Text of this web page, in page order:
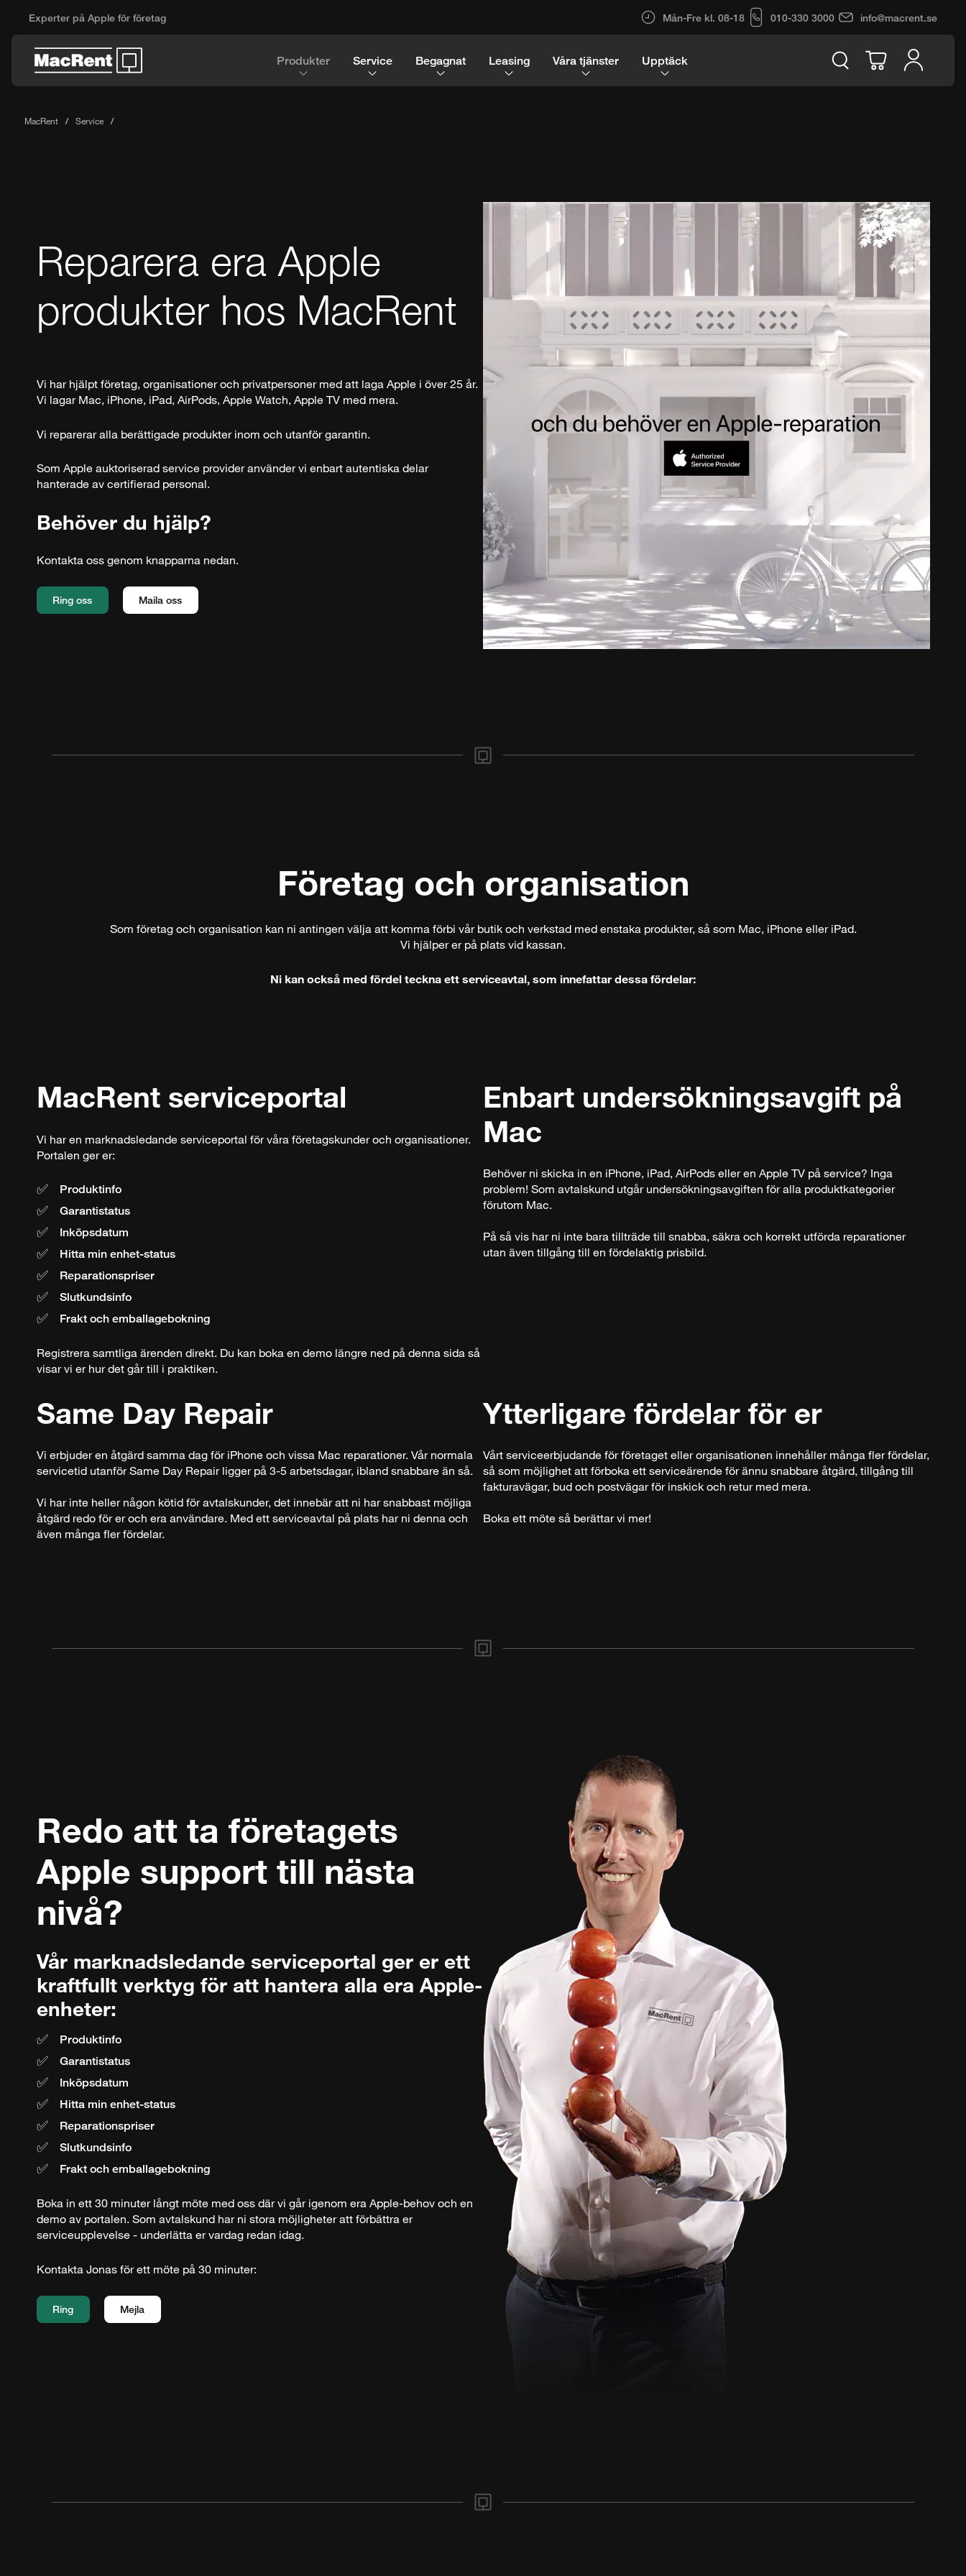
Experter på Apple för företag Mån-Fre kl. 08-18 010-330 3000 info@macrent.se
Produkter Service Begagnat Leasing Våra tjänster Upptäck
MacRent Service
Reparera era Apple
produkter hos MacRent
Vi har hjälpt företag, organisationer och privatpersoner med att laga Apple i över 25 år.
Vi lagar Mac, iPhone, iPad, AirPods, Apple Watch, Apple TV med mera.
Vi reparerar alla berättigade produkter inom och utanför garantin.
Som Apple auktoriserad service provider använder vi enbart autentiska delar
hanterade av certifierad personal.
Behöver du hjälp?
Kontakta oss genom knapparna nedan.
Ring oss Maila oss
Företag och organisation
Som företag och organisation kan ni antingen välja att komma förbi vår butik och verkstad med enstaka produkter, så som Mac, iPhone eller iPad.
Vi hjälper er på plats vid kassan.
Ni kan också med fördel teckna ett serviceavtal, som innefattar dessa fördelar:
MacRent serviceportal
Vi har en marknadsledande serviceportal för våra företagskunder och organisationer.
Portalen ger er:
Produktinfo
Garantistatus
Inköpsdatum
Hitta min enhet-status
Reparationspriser
Slutkundsinfo
Frakt och emballagebokning
Registrera samtliga ärenden direkt. Du kan boka en demo längre ned på denna sida så
visar vi er hur det går till i praktiken.
Enbart undersöknings­avgift på
Mac
Behöver ni skicka in en iPhone, iPad, AirPods eller en Apple TV på service? Inga
problem! Som avtalskund utgår undersökningsavgiften för alla produktkategorier
förutom Mac.
På så vis har ni inte bara tillträde till snabba, säkra och korrekt utförda reparationer
utan även tillgång till en fördelaktig prisbild.
Same Day Repair
Vi erbjuder en åtgärd samma dag för iPhone och vissa Mac reparationer. Vår normala
servicetid utanför Same Day Repair ligger på 3-5 arbetsdagar, ibland snabbare än så.
Vi har inte heller någon kötid för avtalskunder, det innebär att ni har snabbast möjliga
åtgärd redo för er och era användare. Med ett serviceavtal på plats har ni denna och
även många fler fördelar.
Ytterligare fördelar för er
Vårt serviceerbjudande för företaget eller organisationen innehåller många fler fördelar,
så som möjlighet att förboka ett serviceärende för ännu snabbare åtgärd, tillgång till
fakturavägar, bud och postvägar för inskick och retur med mera.
Boka ett möte så berättar vi mer!
Redo att ta företagets
Apple support till nästa
nivå?
Vår marknadsledande serviceportal ger er ett
kraftfullt verktyg för att hantera alla era Apple-
enheter:
Produktinfo
Garantistatus
Inköpsdatum
Hitta min enhet-status
Reparationspriser
Slutkundsinfo
Frakt och emballagebokning
Boka in ett 30 minuter långt möte med oss där vi går igenom era Apple-behov och en
demo av portalen. Som avtalskund har ni stora möjligheter att förbättra er
serviceupplevelse - underlätta er vardag redan idag.
Kontakta Jonas för ett möte på 30 minuter:
Ring Mejla